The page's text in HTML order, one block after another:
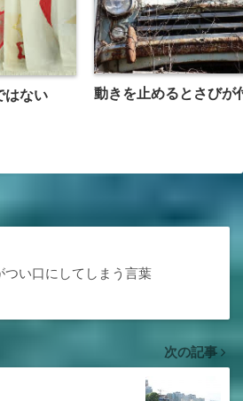
はない 動きを止めるとさびが
つい口にしてしまう言葉
次の記事